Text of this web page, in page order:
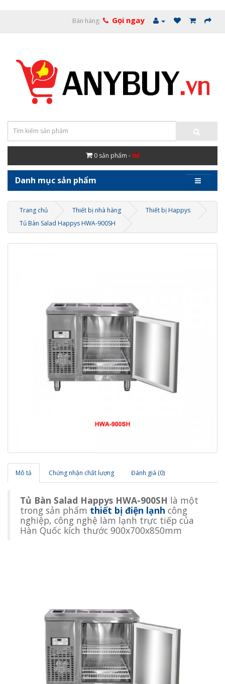
Bán hàng: Gọi ngay
0 sản phẩm - 0đ
Danh mục sản phẩm
Trang chủ Thiết bị nhà hàng
Thiết bị Happys
Tủ Bàn Salad Happys HWA-900SH
Mô tả Chứng nhận chất lượng Đánh giá (0)
Tủ Bàn Salad Happys HWA-900SH là một
trong sản phẩm thiết bị điện lạnh công
nghiệp, công nghệ làm lạnh trực tiếp của
Hàn Quốc kích thước 900x700x850mm